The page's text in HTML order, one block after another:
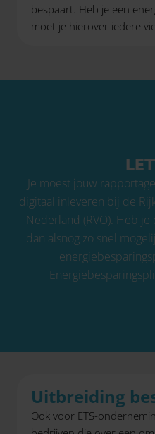
bespaart. Heb je een
moet je hierover iedere
Je moest jouw
digitaal inleveren bij de
Nederland (RVO). Heb
dan alsnog zo snel
Uitbreiding
Ook voor ETS-